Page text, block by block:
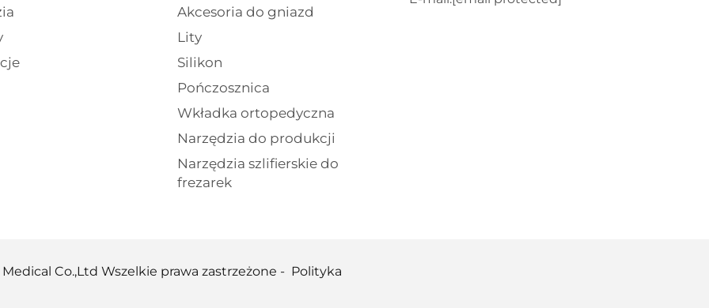
Akcesoria do gniazd
Lity
Silikon
Pończosznica
Wkładka ortopedyczna
Narzędzia do produkcji
Narzędzia szlifierskie do
frezarek
Co.,Ltd Wszelkie prawa zastrzeżone - Polityka